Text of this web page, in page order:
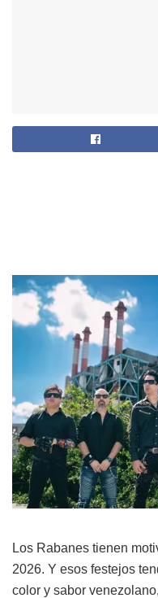
Los Rabanes tienen
2026. Y esos festejos
color y sabor